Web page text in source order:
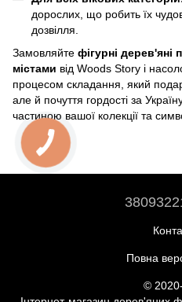
дорослих, що робить їх
дозвілля.
Замовляйте фігурні дерев'яні
містами від Woods Story і
процесом складання, який
але й почуття гордості за
частиною вашої колекції та
Повна
©